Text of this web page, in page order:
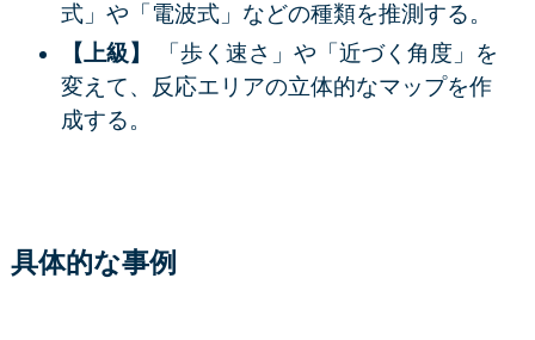
式」や「電波式」などの種類を推測する。
【上級】
「歩く速さ」や「近づく角度」を
変えて、反応エリアの立体的なマップを作
成する。
具体的な事例